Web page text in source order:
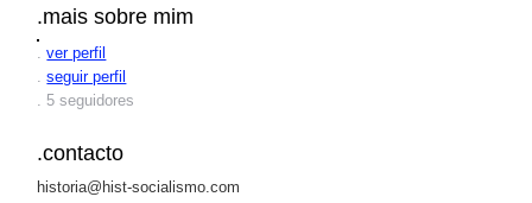
.mais sobre mim
.ver perfil
.seguir perfil
. 5 seguidores
.contacto
historia@hist-socialismo.com